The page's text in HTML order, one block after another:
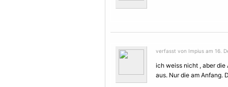
verfasst von Impius am 16.
ich weiss nicht , aber
aus. Nur die am Anfang.